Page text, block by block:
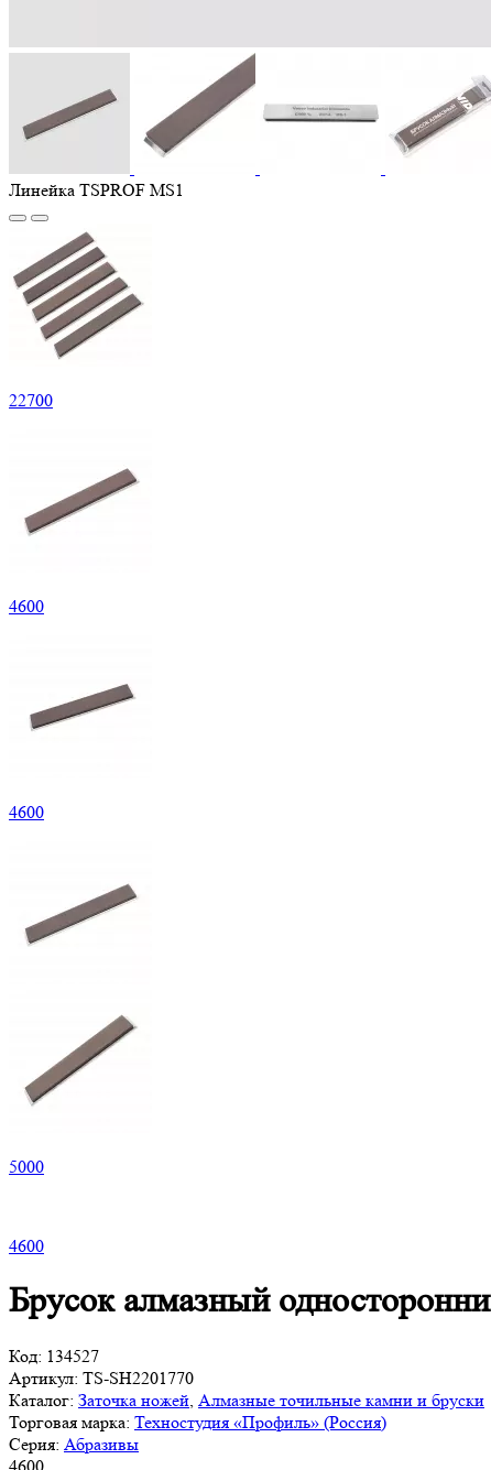
Линейка TSPROF MS1
22700
4600
4600
5000
4600
Брусок алмазный
Код: 134527
Артикул: TS-SH2201770
Каталог: Заточка ножей Алмазные точильные камни и бруски
Торговая марка: Техностудия «Профиль» (Россия)
Серия: Абразивы